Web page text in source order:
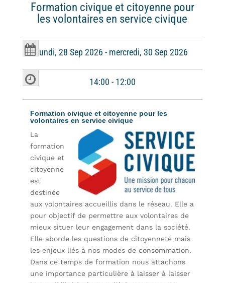
Formation civique et citoyenne pour
les volontaires en service civique
lundi, 28 Sep 2026 - mercredi, 30 Sep 2026
14:00 - 12:00
Formation civique et citoyenne pour les
volontaires en service civique
La
formation
civique et
citoyenne
est
destinée
aux volontaires accueillis dans le réseau. Elle a
pour objectif de permettre aux volontaires de
mieux situer leur engagement dans la société.
Elle aborde les questions de citoyenneté mais
les enjeux liés à nos modes de consommation.
Dans ce temps de formation nous attachons
une importance particulière à laisser à laisser